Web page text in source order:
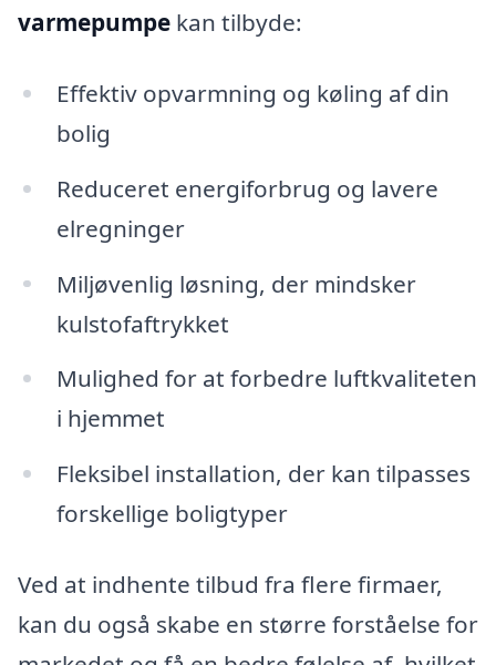
varmepumpe kan tilbyde:
Effektiv opvarmning og køling af din
bolig
Reduceret energiforbrug og lavere
elregninger
Miljøvenlig løsning, der mindsker
kulstofaftrykket
Mulighed for at forbedre luftkvaliteten
i hjemmet
Fleksibel installation, der kan tilpasses
forskellige boligtyper
Ved at indhente tilbud fra flere firmaer,
kan du også skabe en større forståelse for